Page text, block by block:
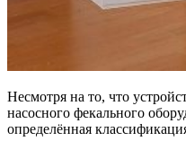
Несмотря на то, что
насосного фекального
определённая